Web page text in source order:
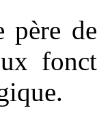
père